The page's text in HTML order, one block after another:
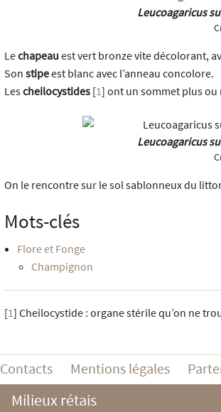
Leucoagaricus
Lechapeau est vert bronze vite décolorant,
Son stipeest blanc avec l’anneau concolore.
Lescheilocystides [1] ont un sommet plus
Leucoagaricus
On le rencontre sur le sol sablonneux du
Mots-clés
Flore et Fonge
Champignon
[1] Cheilocystide : organe stérile qu’on ne
Contacts Mentions légales
Milieux rétais